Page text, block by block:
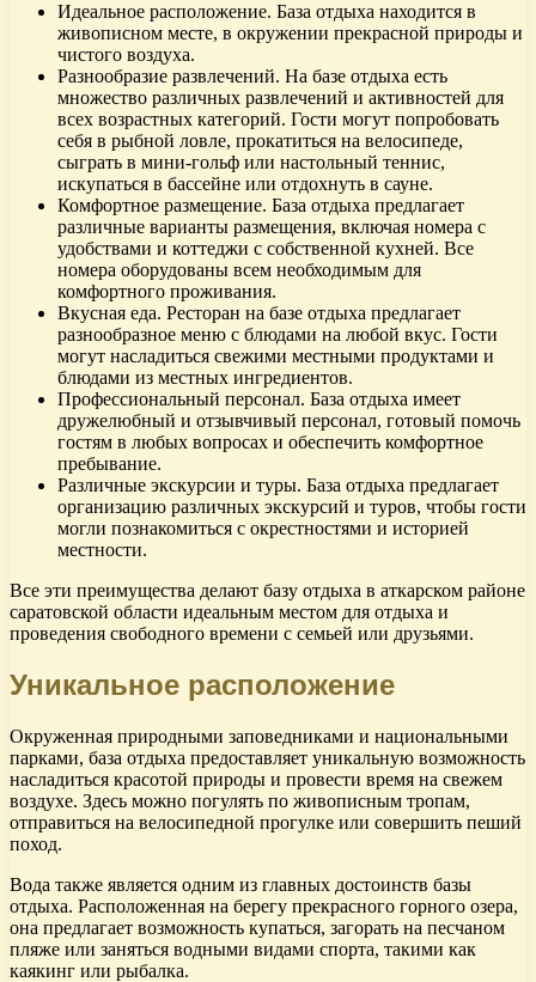
Идеальное расположение. База отдыха находится в
живописном месте, в окружении прекрасной природы и
чистого воздуха.
Разнообразие развлечений. На базе отдыха есть
множество различных развлечений и активностей для
всех возрастных категорий. Гости могут попробовать
себя в рыбной ловле, прокатиться на велосипеде,
сыграть в мини-гольф или настольный теннис,
искупаться в бассейне или отдохнуть в сауне.
Комфортное размещение. База отдыха предлагает
различные варианты размещения, включая номера с
удобствами и коттеджи с собственной кухней. Все
номера оборудованы всем необходимым для
комфортного проживания.
Вкусная еда. Ресторан на базе отдыха предлагает
разнообразное меню с блюдами на любой вкус. Гости
могут насладиться свежими местными продуктами и
блюдами из местных ингредиентов.
Профессиональный персонал. База отдыха имеет
дружелюбный и отзывчивый персонал, готовый помочь
гостям в любых вопросах и обеспечить комфортное
пребывание.
Различные экскурсии и туры. База отдыха предлагает
организацию различных экскурсий и туров, чтобы гости
могли познакомиться с окрестностями и историей
местности.
Все эти преимущества делают базу отдыха в аткарском районе
саратовской области идеальным местом для отдыха и
проведения свободного времени с семьей или друзьями.
Уникальное расположение
Окруженная природными заповедниками и национальными
парками, база отдыха предоставляет уникальную возможность
насладиться красотой природы и провести время на свежем
воздухе. Здесь можно погулять по живописным тропам,
отправиться на велосипедной прогулке или совершить пеший
поход.
Вода также является одним из главных достоинств базы
отдыха. Расположенная на берегу прекрасного горного озера,
она предлагает возможность купаться, загорать на песчаном
пляже или заняться водными видами спорта, такими как
каякинг или рыбалка.